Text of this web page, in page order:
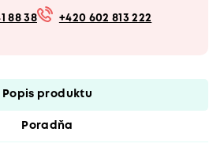
88 38 +420 602 813 222
Popis produktu
Poradňa